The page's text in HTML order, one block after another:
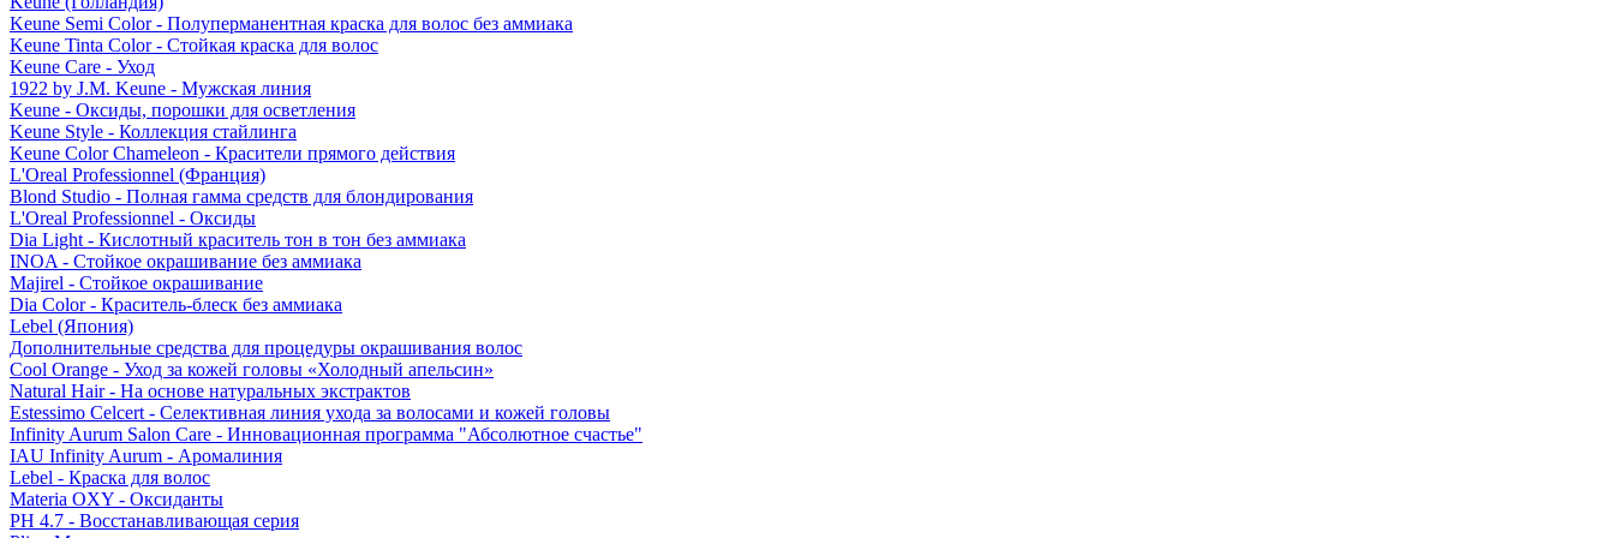
Keune Semi Color - Полуперманентная краска для волос без аммиака
Keune Tinta Color - Стойкая краска для волос
Keune Care - Уход
1922 by J.M. Keune - Мужская линия
Keune - Оксиды, порошки для осветления
Keune Style - Коллекция стайлинга
Keune Color Chameleon - Красители прямого действия
L'Oreal Professionnel (Франция)
Blond Studio - Полная гамма средств для блондирования
L'Oreal Professionnel - Оксиды
Dia Light - Кислотный краситель тон в тон без аммиака
INOA - Стойкое окрашивание без аммиака
Majirel - Стойкое окрашивание
Dia Color - Краситель-блеск без аммиака
Lebel (Япония)
Дополнительные средства для процедуры окрашивания волос
Cool Orange - Уход за кожей головы «Холодный апельсин»
Natural Hair - На основе натуральных экстрактов
Estessimo Celcert - Селективная линия ухода за волосами и кожей головы
Infinity Aurum Salon Care - Инновационная программа "Абсолютное счастье"
IAU Infinity Aurum - Аромалиния
Lebel - Краска для волос
Materia OXY - Оксиданты
PH 4.7 - Восстанавливающая серия